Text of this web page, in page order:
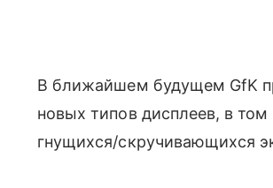
В ближайшем будущем GfK
новых типов дисплеев, в
гнущихся/скручивающихся